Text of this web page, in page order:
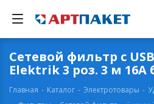
Сетевой фильтр с
Elektrik 3 роз. 3 м 16А
Главная - Каталог - Электротовары -